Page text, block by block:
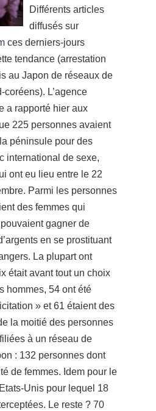
Différents articles
diffusés sur
ces derniers-jours
tendance (arrestation
s au Japon de réseaux de
L’agence
a rapporté hier aux
225 personnes avaient
péninsule pour des
international de sexe,
ont eu lieu entre le 22
Parmi les personnes
des femmes qui
gagner de
en se prostituant
La plupart ont
était avant tout un choix
hommes, 54 ont été
» et 61 étaient des
la moitié des personnes
à un réseau de
: 132 personnes dont
de femmes. Idem pour le
Unis pour lequel 18
Le reste ? 70